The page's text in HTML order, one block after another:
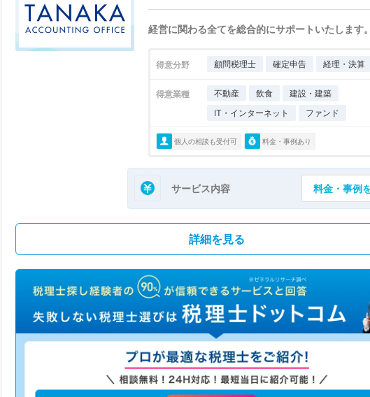
経営に関わる全てを総合的にサポートいたします。
得意分野 顧問税理士 確定申告 経理・決算
得意業種 不動産 飲食
建設・建築
IT・インターネット
ファンド
個人の相談も受付可 料金・事例あり
サービス内容 料金・事例
詳細を見る